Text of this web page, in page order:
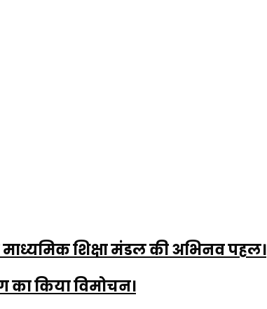
माध्यमिक शिक्षा मंडल की अभिनव पहल।
किया विमोचन।